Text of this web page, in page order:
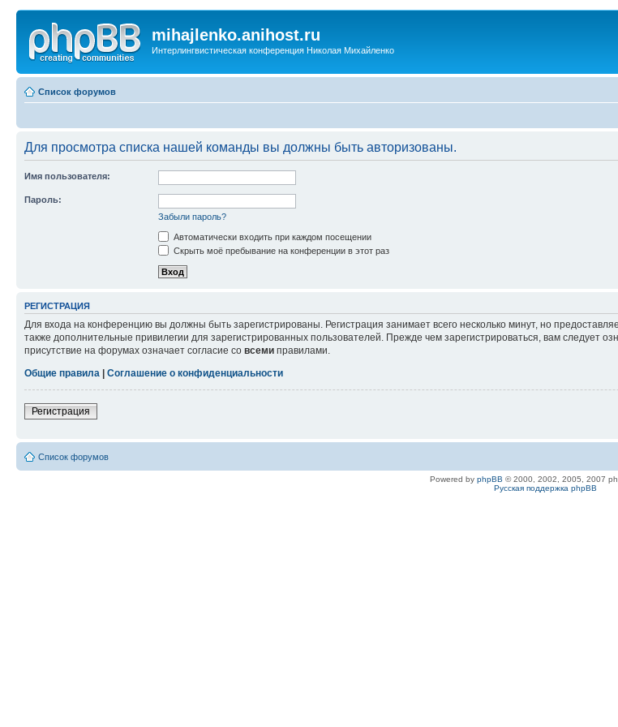
mihajlenko.anihost.ru
Интерлингвистическая конференция Николая Михайленко
Список форумов
Для просмотра списка нашей команды вы должны быть авторизованы.
Имя пользователя:
Пароль:
Забыли пароль?
Автоматически входить при каждом посещении
Скрыть моё пребывание на конференции в этот раз
РЕГИСТРАЦИЯ
Для входа на конференцию вы должны быть зарегистрированы. Регистрация занимает всего несколько минут, но
также дополнительные привилегии для зарегистрированных пользователей. Прежде чем зарегистрироваться, вам следует
присутствие на форумах означает согласие со всеми правилами.
Общие правила
Соглашение о конфиденциальности
Регистрация
Список форумов
Powered by phpBB © 2000, 2002, 2005, 2007
Русская поддержка phpBB